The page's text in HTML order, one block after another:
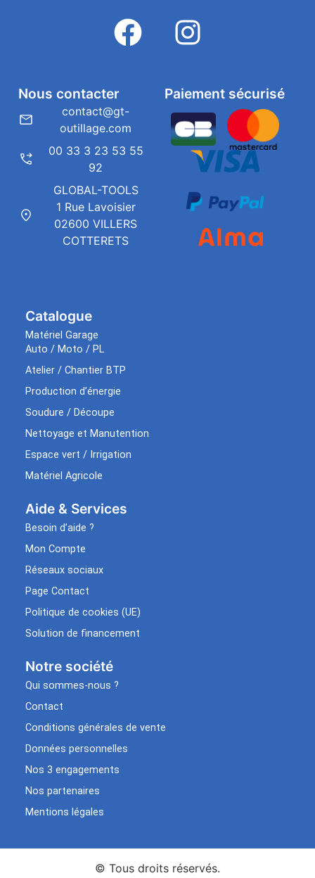
Catalogue
Matériel Garage
Auto / Moto / PL
Atelier / Chantier BTP
Production d’énergie
Soudure / Découpe
Nettoyage et Manutention
Espace vert / Irrigation
Matériel Agricole
Aide & Services​
Besoin d’aide ?
Mon Compte
Réseaux sociaux
Page Contact
Politique de cookies (UE)
Solution de financement
Notre société
Qui sommes-nous ?
Contact
Conditions générales de vente
Données personnelles
Nos 3 engagements
Nos partenaires
Mentions légales
Paiement sécurisé
Nous contacter
contact@gt-
outillage.com
00 33 3 23 53 55
92
GLOBAL-TOOLS
1 Rue Lavoisier
02600 VILLERS
COTTERETS
© Tous droits réservés.